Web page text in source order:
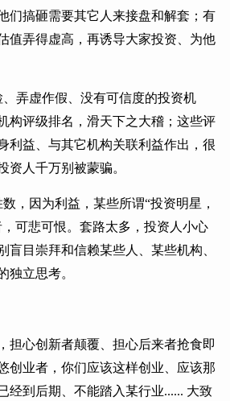
们搞砸需要其它人来接盘和解套；有
值弄得虚高，再诱导大家投资、为他
弄虚作假、没有可信度的投资机
构评级排名，滑天下之大稽；这些评
利益、与其它机构关联利益作出，很
资人千万别被蒙骗。
，因为利益，某些所谓“投资明星，
可悲可恨。套路太多，投资人小心
盲目崇拜和信赖某些人、某些机构、
独立思考。
担心创新者颠覆、担心后来者抢食即
创业者，你们应该这样创业、应该那
经到后期、不能踏入某行业...... 大致